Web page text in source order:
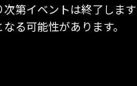
第イベントは終了しま
る可能性があります。